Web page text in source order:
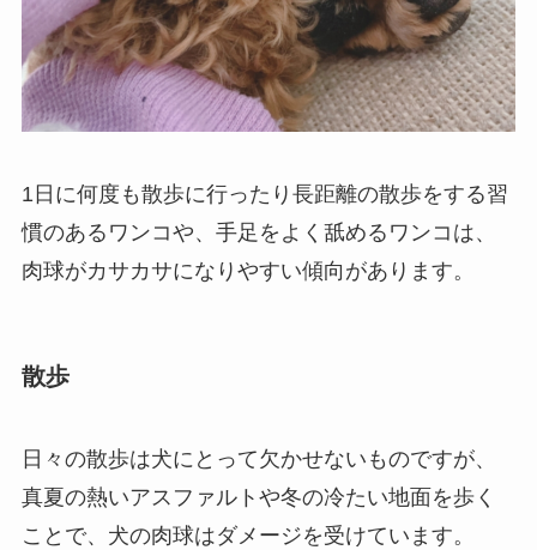
1日に何度も散歩に行ったり長距離の散歩をする習
慣のあるワンコや、手足をよく舐めるワンコは、
肉球がカサカサになりやすい傾向があります。
散歩
日々の散歩は犬にとって欠かせないものですが、
真夏の熱いアスファルトや冬の冷たい地面を歩く
ことで、犬の肉球はダメージを受けています。